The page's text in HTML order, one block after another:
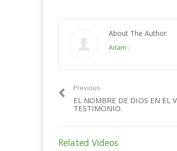
About The Author
Adam -
Previous
EL NOMBRE DE DIOS EN EL
TESTIMONIO.
Related Videos